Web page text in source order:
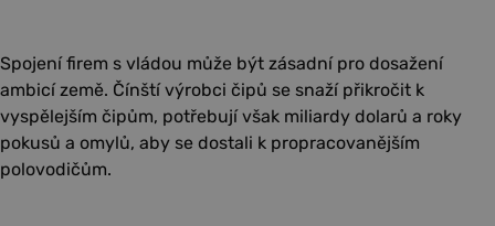
Spojení firem s vládou může být zásadní pro dosažení
ambicí země. Čínští výrobci čipů se snaží přikročit k
vyspělejším čipům, potřebují však miliardy dolarů a roky
pokusů a omylů, aby se dostali k propracovanějším
polovodičům.